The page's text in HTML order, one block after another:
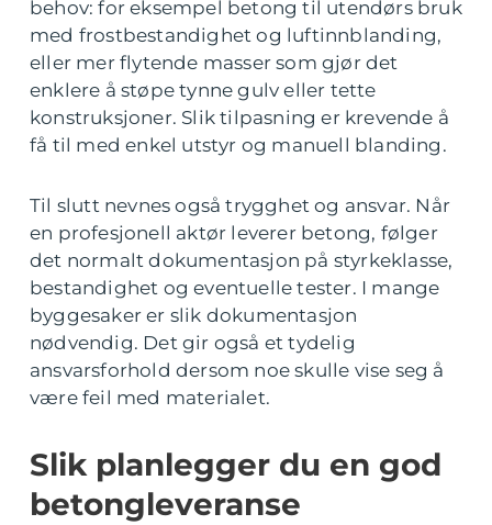
behov: for eksempel betong til utendørs bruk
med frostbestandighet og luftinnblanding,
eller mer flytende masser som gjør det
enklere å støpe tynne gulv eller tette
konstruksjoner. Slik tilpasning er krevende å
få til med enkel utstyr og manuell blanding.
Til slutt nevnes også trygghet og ansvar. Når
en profesjonell aktør leverer betong, følger
det normalt dokumentasjon på styrkeklasse,
bestandighet og eventuelle tester. I mange
byggesaker er slik dokumentasjon
nødvendig. Det gir også et tydelig
ansvarsforhold dersom noe skulle vise seg å
være feil med materialet.
Slik planlegger du en god
betongleveranse